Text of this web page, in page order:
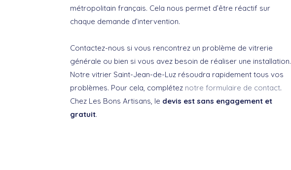
métropolitain français. Cela nous permet d’être réactif sur
chaque demande d’intervention.
Contactez-nous si vous rencontrez un problème de vitrerie
générale ou bien si vous avez besoin de réaliser une installation.
Notre vitrier Saint-Jean-de-Luz résoudra rapidement tous vos
problèmes. Pour cela, complétez notre formulaire de contact.
Chez Les Bons Artisans, le devis est sans engagement et
gratuit.